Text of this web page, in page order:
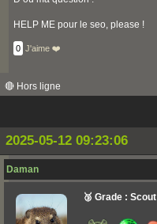
HELP ME pour le seo, please !
0 J'aime ❤️
🔴 Hors ligne
2025-05-12 09:23:06
Daman
🥉 Grade : Scout